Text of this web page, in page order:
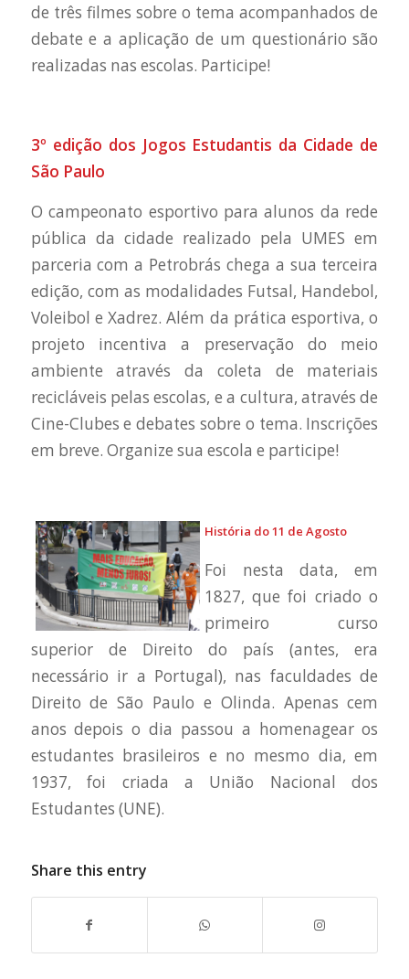
de três filmes sobre o tema acompanhados de
debate e a aplicação de um questionário são
realizadas nas escolas. Participe!
3º edição dos Jogos Estudantis da Cidade de
São Paulo
O campeonato esportivo para alunos da rede
pública da cidade realizado pela UMES em
parceria com a Petrobrás chega a sua terceira
edição, com as modalidades Futsal, Handebol,
Voleibol e Xadrez. Além da prática esportiva, o
projeto incentiva a preservação do meio
ambiente através da coleta de materiais
recicláveis pelas escolas, e a cultura, através de
Cine-Clubes e debates sobre o tema. Inscrições
em breve. Organize sua escola e participe!
História do 11 de Agosto
Foi nesta data, em
1827, que foi criado o
primeiro curso
superior de Direito do país (antes, era
necessário ir a Portugal), nas faculdades de
Direito de São Paulo e Olinda. Apenas cem
anos depois o dia passou a homenagear os
estudantes brasileiros e no mesmo dia, em
1937, foi criada a União Nacional dos
Estudantes (UNE).
Share this entry